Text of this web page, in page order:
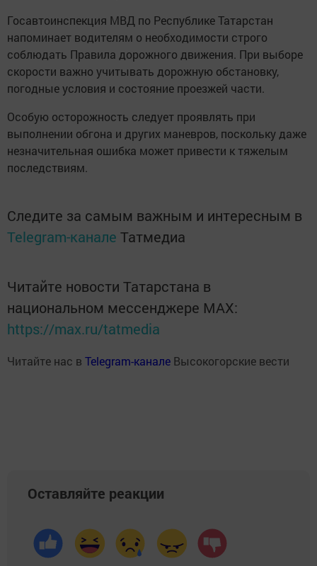
Госавтоинспекция МВД по Республике Татарстан
напоминает водителям о необходимости строго
соблюдать Правила дорожного движения. При выборе
скорости важно учитывать дорожную обстановку,
погодные условия и состояние проезжей части.
Особую осторожность следует проявлять при
выполнении обгона и других маневров, поскольку даже
незначительная ошибка может привести к тяжелым
последствиям.
Следите за самым важным и интересным в
Telegram-канале Татмедиа
Читайте новости Татарстана в
национальном мессенджере MАХ:
https://max.ru/tatmedia
Читайте нас в Telegram-канале Высокогорские вести
Оставляйте реакции